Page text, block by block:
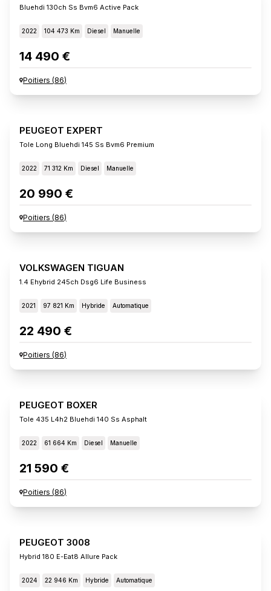
Bluehdi 130ch Ss Bvm6 Active Pack
2022 104 473 Km Diesel Manuelle
14 490 €
Poitiers (86)
PEUGEOT EXPERT
Tole Long Bluehdi 145 Ss Bvm6 Premium
2022 71 312 Km Diesel Manuelle
20 990 €
Poitiers (86)
VOLKSWAGEN TIGUAN
1.4 Ehybrid 245ch Dsg6 Life Business
2021 97 821 Km Hybride Automatique
22 490 €
Poitiers (86)
PEUGEOT BOXER
Tole 435 L4h2 Bluehdi 140 Ss Asphalt
2022 61 664 Km Diesel Manuelle
21 590 €
Poitiers (86)
PEUGEOT 3008
Hybrid 180 E-Eat8 Allure Pack
2024 22 946 Km Hybride Automatique